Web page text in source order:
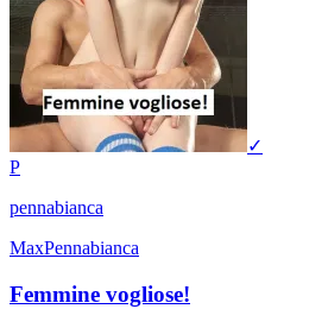
✓
P
pennabianca
MaxPennabianca
Femmine vogliose!